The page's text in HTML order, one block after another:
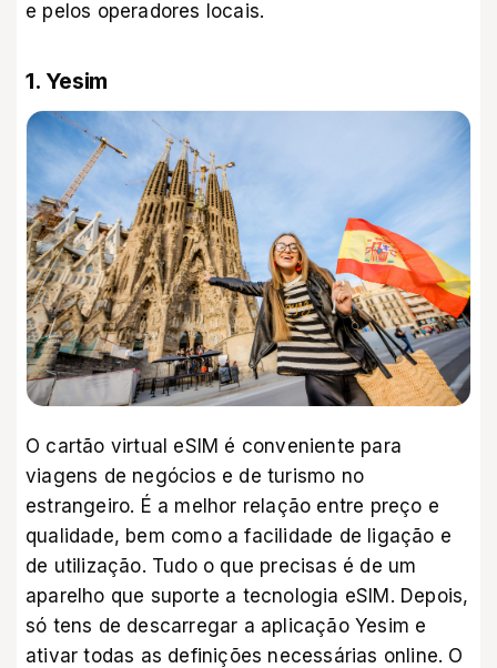
e pelos operadores locais.
1. Yesim
O cartão virtual eSIM é conveniente para
viagens de negócios e de turismo no
estrangeiro. É a melhor relação entre preço e
qualidade, bem como a facilidade de ligação e
de utilização. Tudo o que precisas é de um
aparelho que suporte a tecnologia eSIM. Depois,
só tens de descarregar a aplicação Yesim e
ativar todas as definições necessárias online. O